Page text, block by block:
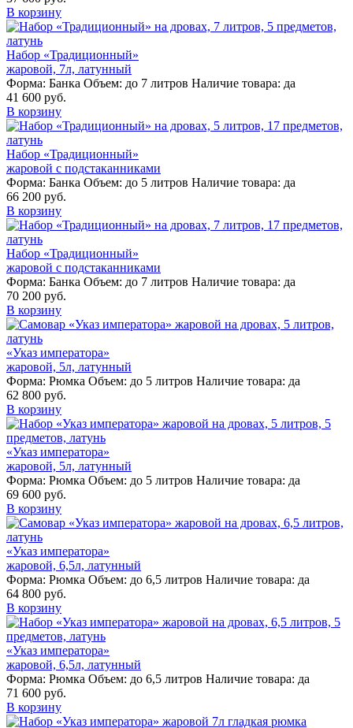
В корзину
Набор «Традиционный»
жаровой, 7л, латунный
Форма: Банка Объем: до 7 литров Наличие товара: да
41 600 руб.
В корзину
Набор «Традиционный»
жаровой с подстаканниками
Форма: Банка Объем: до 5 литров Наличие товара: да
66 200 руб.
В корзину
Набор «Традиционный»
жаровой с подстаканниками
Форма: Банка Объем: до 7 литров Наличие товара: да
70 200 руб.
В корзину
«Указ императора»
жаровой, 5л, латунный
Форма: Рюмка Объем: до 5 литров Наличие товара: да
62 800 руб.
В корзину
«Указ императора»
жаровой, 5л, латунный
Форма: Рюмка Объем: до 5 литров Наличие товара: да
69 600 руб.
В корзину
«Указ императора»
жаровой, 6,5л, латунный
Форма: Рюмка Объем: до 6,5 литров Наличие товара: да
64 800 руб.
В корзину
«Указ императора»
жаровой, 6,5л, латунный
Форма: Рюмка Объем: до 6,5 литров Наличие товара: да
71 600 руб.
В корзину